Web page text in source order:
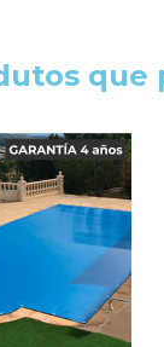
que